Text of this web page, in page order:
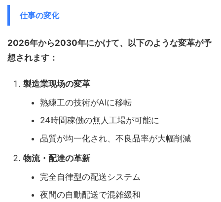
仕事の変化
2026年から2030年にかけて、以下のような変革が予
想されます：
製造業现场の変革
熟練工の技術がAIに移転
24時間稼働の無人工場が可能に
品質が均一化され、不良品率が大幅削減
物流・配達の革新
完全自律型の配送システム
夜間の自動配送で混雑緩和